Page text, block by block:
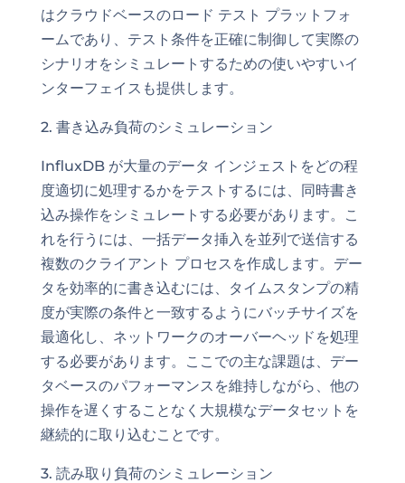
はクラウドベースのロード テスト プラットフォ
ームであり、テスト条件を正確に制御して実際の
シナリオをシミュレートするための使いやすいイ
ンターフェイスも提供します。
2. 書き込み負荷のシミュレーション
InfluxDB が大量のデータ インジェストをどの程
度適切に処理するかをテストするには、同時書き
込み操作をシミュレートする必要があります。こ
れを行うには、一括データ挿入を並列で送信する
複数のクライアント プロセスを作成します。デー
タを効率的に書き込むには、タイムスタンプの精
度が実際の条件と一致するようにバッチサイズを
最適化し、ネットワークのオーバーヘッドを処理
する必要があります。ここでの主な課題は、デー
タベースのパフォーマンスを維持しながら、他の
操作を遅くすることなく大規模なデータセットを
継続的に取り込むことです。
3. 読み取り負荷のシミュレーション